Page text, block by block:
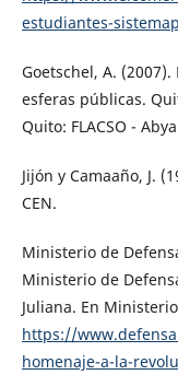
estudiantes-
Goetschel, A.
esferas públicas.
Quito: FLACSO -
Jijón y Camaaño, J.
CEN.
Ministerio de
Ministerio de
Juliana. En
https://
homenaje-a-la-